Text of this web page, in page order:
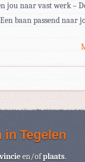
jou naar vast werk –
baan passend naar
in Tegelen
en/ofplaats.